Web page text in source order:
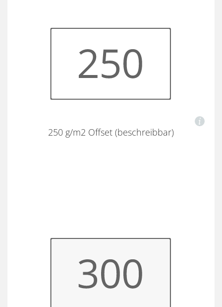
250 g/m2 Offset (beschreibbar)